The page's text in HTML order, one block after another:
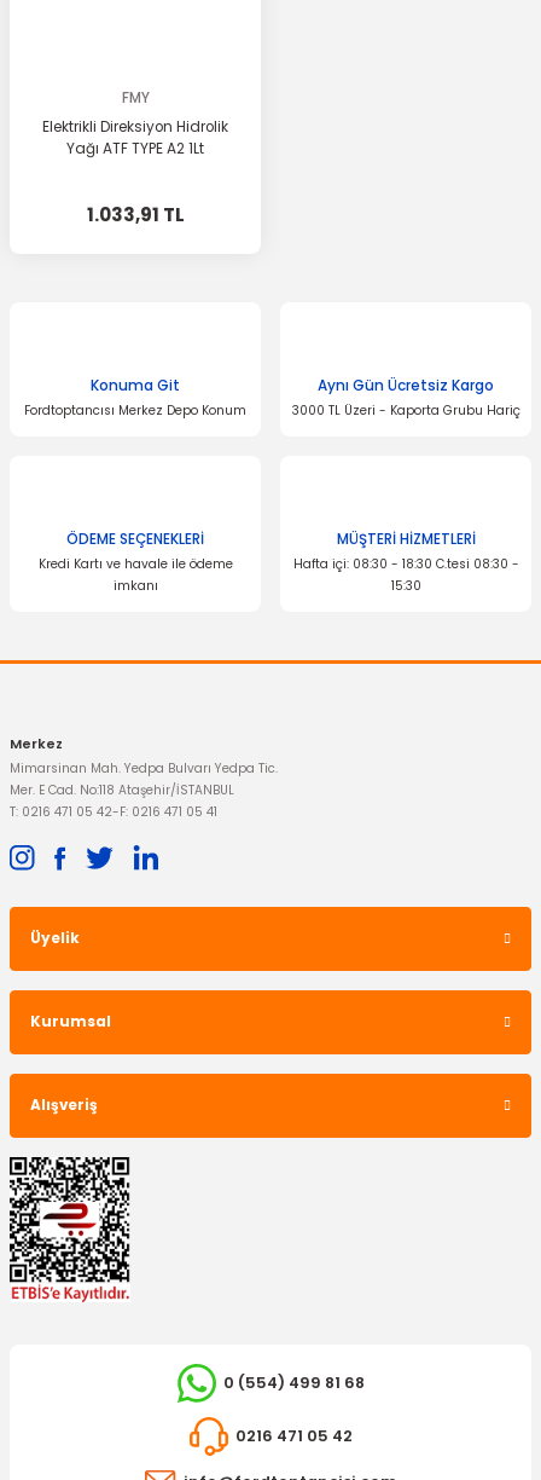
FMY
Elektrikli Direksiyon Hidrolik
Yağı ATF TYPE A2 1Lt
1.033,91 TL
Konuma Git
Fordtoptancısı Merkez Depo Konum
Aynı Gün Ücretsiz Kargo
3000 TL Üzeri - Kaporta Grubu Hariç
ÖDEME SEÇENEKLERİ
Kredi Kartı ve havale ile ödeme
imkanı
MÜŞTERİ HİZMETLERİ
Hafta içi: 08:30 - 18:30 C.tesi 08:30 -
15:30
Merkez
Mimarsinan Mah. Yedpa Bulvarı Yedpa Tic.
Mer. E Cad. No:118 Ataşehir/İSTANBUL
T: 0216 471 05 42-F: 0216 471 05 41
Üyelik
Kurumsal
Alışveriş
0 (554) 499 81 68
0216 471 05 42